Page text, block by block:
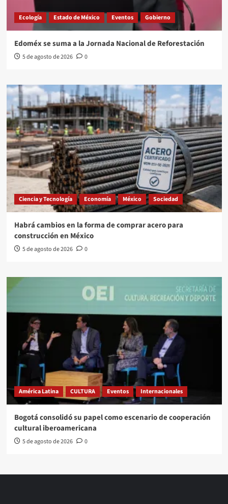
Ecología Estado de México Eventos Gobierno
Edoméx se suma a la Jornada Nacional de Reforestación
5 de agosto de 2026 0
Ciencia y Tecnología Economía México Sociedad
Habrá cambios en la forma de comprar acero para
construcción en México
5 de agosto de 2026 0
América Latina CULTURA Eventos Internacionales
Bogotá consolidó su papel como escenario de cooperación
cultural iberoamericana
5 de agosto de 2026 0